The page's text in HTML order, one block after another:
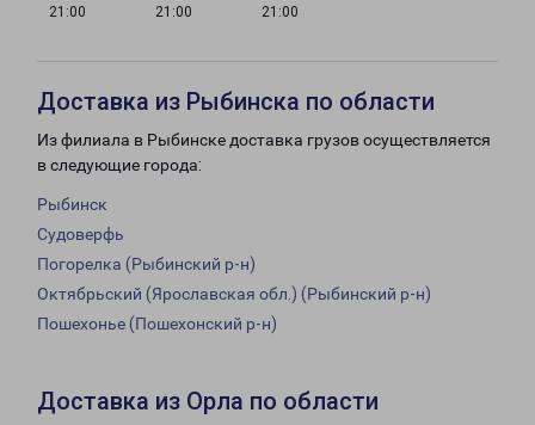
21:00
21:00
21:00
Доставка из Рыбинска по области
Из филиала в Рыбинске доставка грузов осуществляется
в следующие города:
Рыбинск
Судоверфь
Погорелка (Рыбинский р-н)
Октябрьский (Ярославская обл.) (Рыбинский р-н)
Пошехонье (Пошехонский р-н)
Доставка из Орла по области